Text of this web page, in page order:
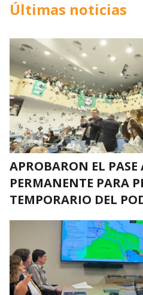
Últimas noticias
APROBARON EL
PERMANENTE PARA
TEMPORARIO DEL